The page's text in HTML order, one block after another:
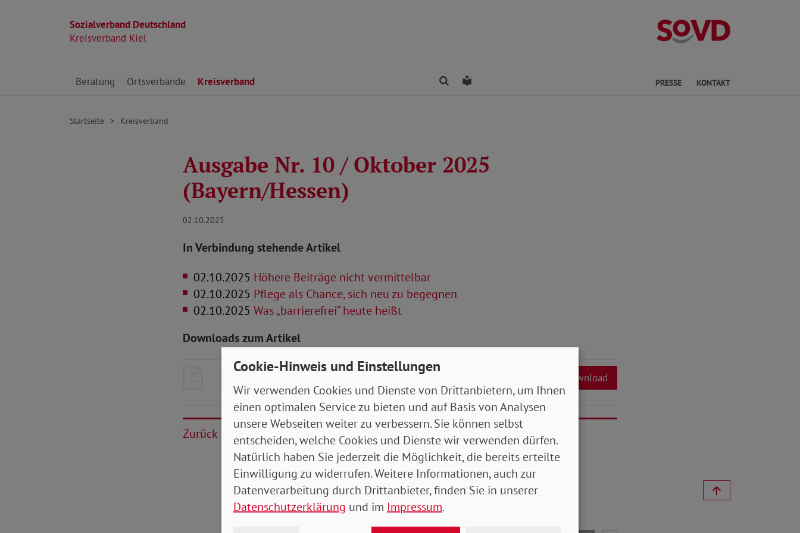
Sozialverband Deutschland
Kreisverband Kiel
Kreisverband
Direkt zu den Inhalten springen
Beratung Ortsverbände Kreisverband FindenLeichte Sprache PRESSE KONTAKT
Startseite Kreisverband
Ausgabe Nr. 10 / Oktober 2025
(Bayern/Hessen)
02.10.2025
In Verbindung stehende Artikel
02.10.2025 Höhere Beiträge nicht vermittelbar
02.10.2025 Pflege als Chance, sich neu zu begegnen
02.10.2025 Was „barrierefrei“ heute heißt
Downloads zum Artikel
SoVD-Zeitung Oktober 2025 (Ausgabe Bayern / Hessen)
- 6 MB
Download
Zurück
Cookie-Hinweis und Einstellungen
Wir verwenden Cookies und Dienste von Drittanbietern, um Ihnen
einen optimalen Service zu bieten und auf Basis von Analysen
unsere Webseiten weiter zu verbessern. Sie können selbst
entscheiden, welche Cookies und Dienste wir verwenden dürfen.
Natürlich haben Sie jederzeit die Möglichkeit, die bereits erteilte
Einwilligung zu widerrufen. Weitere Informationen, auch zur
Datenverarbeitung durch Drittanbieter, finden Sie in unserer
Datenschutzerklärung und im Impressum.